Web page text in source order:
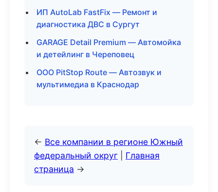
ИП AutoLab FastFix — Ремонт и
диагностика ДВС в Сургут
GARAGE Detail Premium — Автомойка
и детейлинг в Череповец
ООО PitStop Route — Автозвук и
мультимедиа в Краснодар
← Все компании в регионе Южный
федеральный округ
Главная
страница →